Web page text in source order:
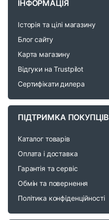
C
ІНФОРМАЦІЯ
Історія та цілі магазину
Блог сайту
Карта магазину
Відгуки на Trustpilot
Сертифікати дилера
ПІДТРИМКА ПОКУПЦІВ
Каталог товарів
Оплата і доставка
Гарантія та сервіс
Обмін та повернення
Політика конфіденційності